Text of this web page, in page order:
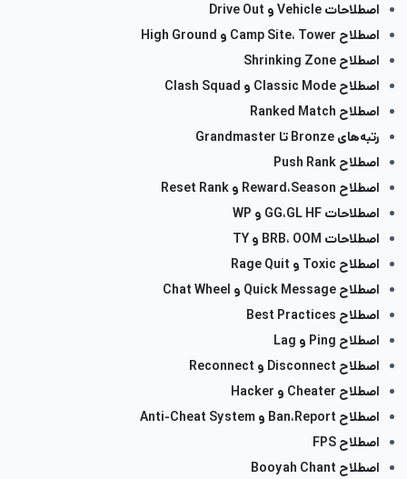
اصطلاحات Vehicle و Drive Out
اصطلاح Camp Site، Tower و High Ground
اصطلاح Shrinking Zone
اصطلاح Classic Mode و Clash Squad
اصطلاح Ranked Match
رتبه‌های Bronze تا Grandmaster
اصطلاح Push Rank
اصطلاح Reward،Season و Reset Rank
اصطلاحات GG،GL HF و WP
اصطلاحات BRB، OOM و TY
اصطلاح Toxic و Rage Quit
اصطلاح Quick Message و Chat Wheel
اصطلاح Best Practices
اصطلاح Ping و Lag
اصطلاح Disconnect و Reconnect
اصطلاح Cheater و Hacker
اصطلاح Ban،Report و Anti-Cheat System
اصطلاح FPS
اصطلاح Booyah Chant